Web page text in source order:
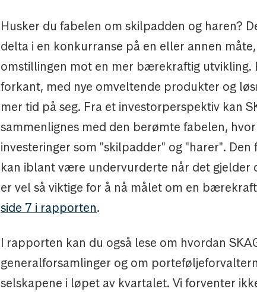
Husker du fabelen om skilpadden og haren?
delta i en konkurranse på en eller annen
omstillingen mot en mer bærekraftig utvikling.
forkant, med nye omveltende produkter og
mer tid på seg. Fra et investorperspektiv kan
sammenlignes med den berømte fabelen,
investeringer som "skilpadder" og "harer".
kan iblant være undervurderte når det
er vel så viktige for å nå målet om en
side 7 i rapporten.
I rapporten kan du også lese om hvordan
generalforsamlinger og om
selskapene i løpet av kvartalet. Vi forventer